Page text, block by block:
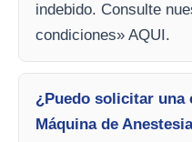
indebido. Consulte
condiciones» AQUI.
¿Puedo solicitar una
Máquina de